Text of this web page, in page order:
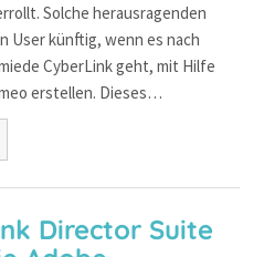
Solche herausragenden
User künftig, wenn es nach
CyberLink geht, mit Hilfe
erstellen. Dieses…
Director Suite